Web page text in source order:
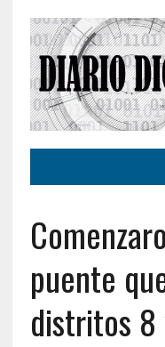
puente
distritos 8